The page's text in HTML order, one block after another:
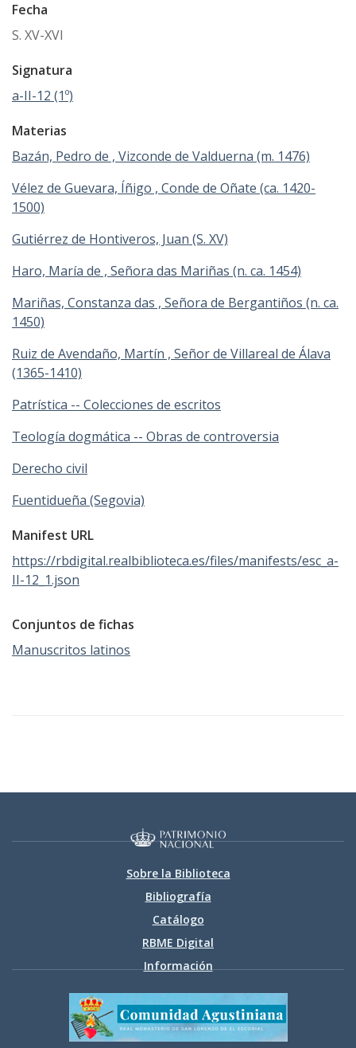
Fecha
S. XV-XVI
Signatura
a-II-12 (1º)
Materias
Bazán, Pedro de , Vizconde de Valduerna (m. 1476)
Vélez de Guevara, Íñigo , Conde de Oñate (ca. 1420-
1500)
Gutiérrez de Hontiveros, Juan (S. XV)
Haro, María de , Señora das Mariñas (n. ca. 1454)
Mariñas, Constanza das , Señora de Bergantiños (n. ca.
1450)
Ruiz de Avendaño, Martín , Señor de Villareal de Álava
(1365-1410)
Patrística -- Colecciones de escritos
Teología dogmática -- Obras de controversia
Derecho civil
Fuentidueña (Segovia)
Manifest URL
https://rbdigital.realbiblioteca.es/files/manifests/esc_a-
II-12_1.json
Conjuntos de fichas
Manuscritos latinos
Sobre la Biblioteca
Bibliografía
Catálogo
RBME Digital
Información